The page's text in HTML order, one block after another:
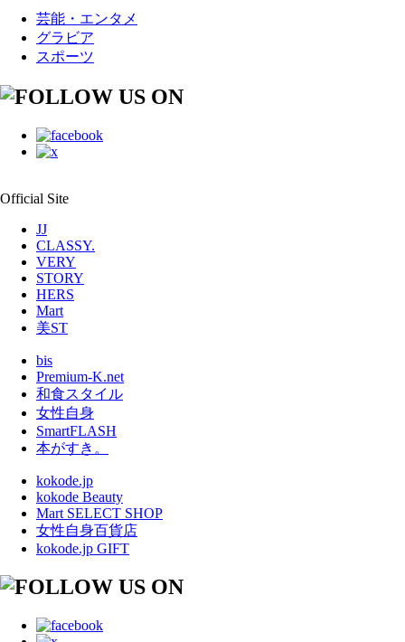
芸能・エンタメ
グラビア
スポーツ
Official Site
JJ
CLASSY.
VERY
STORY
HERS
Mart
美ST
bis
Premium-K.net
和食スタイル
女性自身
SmartFLASH
本がすき。
kokode.jp
kokode Beauty
Mart SELECT SHOP
女性自身百貨店
kokode.jp GIFT